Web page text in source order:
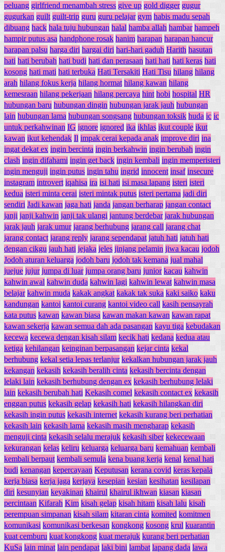
peluang girlfriend menambah stress give up gold digger gugur
gugurkan guilt guilt-trip guru guru pelajar gym habis madu sepah
dibuang hack hala tuju hubungan halal hamba allah hambar hampeh
hampir putus asa handphone rosak hanim harapan harapan hancur
harapan palsu harga diri hargai diri hari-hari gaduh Harith hasutan
hati hati berubah hati budi hati dan perasaan hati hati hati keras hati
kosong hati mati hati terbuka Hati Tersakiti Hati Tisu hilang hilang
arah hilang fokus kerja hilang hormat hilang kawan hilang
kemesraan hilang pekerjaan hilang percaya hint hobi hospital HR
hubungan baru hubungan dingin hubungan jarak jauh hubungan
lain hubungan lama hubungan songsang hubungan toksik huda ic ic
untuk perkahwinan IG ignore ignored ika ikhlas ikut couple ikut
kawan ikut kehendak Il impak cerai kepada anak improve diri ina
ingat dekat ex ingin bercinta ingin berkahwin ingin berubah ingin
clash ingin difahami ingin get back ingin kembali ingin memperisteri
ingin menguji ingin putus ingin tahu ingrid innocent insaf insecure
instagram introvert iqahisa ira isi hati isi masa lapang isteri isteri
kedua isteri minta cerai isteri mintak putus isteri pertama jadi diri
sendiri Jadi kawan jaga hati janda jangan berharap jangan contact
janji janji kahwin janji tak ulangi jantung berdebar jarak hubungan
jarak jauh jarak umur jarang berhubung jarang call jarang chat
jarang contact jarang reply jarang sependapat jatuh hati jatuh hati
dengan cikgu jauh hati jejaka jeles jinjang pelamin jiwa kacau jodoh
Jodoh aturan keluarga jodoh baru jodoh tak kemana jual mahal
juejue jujur jumpa di luar jumpa orang baru junior kacau kahwin
kahwin awal kahwin duda kahwin lagi kahwin lewat kahwin masa
belajar kahwin muda kakak angkat kakak tak suka kaki saiko kaku
kandungan kantoi kantoi curang kantoi video call kasih pensayrah
kata putus kawan kawan biasa kawan makan kawan kawan rapat
kawan sekerja kawan semua dah ada pasangan kayu tiga kebudakan
kecewa kecewa dengan kisah silam kecik hati kedana kedua atau
ketiga kehilangan keinginan berpasangan kejar cinta kekal
berhubung kekal setia lepas terlanjur kekalkan hubungan jarak jauh
kekangan kekasih kekasih beralih cinta kekasih bercinta dengan
lelaki lain kekasih berhubung dengan ex kekasih berhubung lelaki
lain kekasih berubah hati Kekasih comel kekasih contact ex kekasih
enggan putus kekasih gelap kekasih hati kekasih hilangkan diri
kekasih ingin putus kekasih internet kekasih kurang beri perhatian
kekasih lain kekasih lama kekasih masih mengharap kekasih
menguji cinta kekasih selalu merajuk kekasih siber kekecewaan
kekurangan kelas keliru keluarga keluarga baru kemahuan kembali
kembali berpaut kembali semula kena buang kerja kenal kenal hati
budi kenangan kepercayaan Keputusan kerana covid keras kepala
kerja biasa kerja jaga kerjaya kesepian kesian kesihatan kesilapan
diri kesunyian keyakinan khairul khairul ikhwan kiasan kiasan
percintaan Kifarah Kim kisah gelap kisah hitam kisah lalu kisah
perempuan simpanan kisah silam kitaran cinta komited komitmen
komunikasi komunikasi berkesan kongkong kosong krul kuarantin
kuat cemburu kuat kongkong kuat merajuk kurang beri perhatian
KuSa lain minat lain pendapat laki bini lambat lapang dada lawa